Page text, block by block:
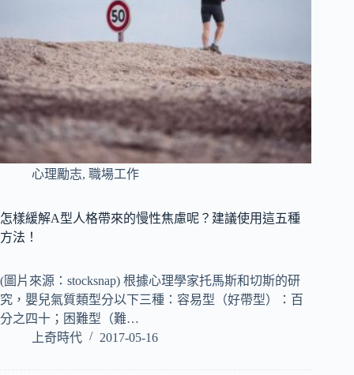
心理勵志, 職場工作
怎樣緩解A型人格帶來的慢性焦慮呢？建議使用這五種
方法！
(圖片來源：stocksnap) 根據心理學家托馬斯和切斯的研
究，嬰兒氣質類型分以下三種：容易型（好帶型）：百
分之四十；困難型（難…
上奇時代
2017-05-16